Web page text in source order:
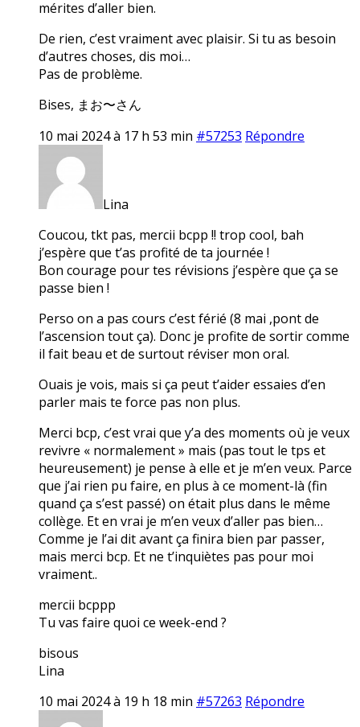
mérites d’aller bien.
De rien, c’est vraiment avec plaisir. Si tu as besoin
d’autres choses, dis moi…
Pas de problème.
Bises, まお〜さん
10 mai 2024 à 17 h 53 min #57253 Répondre
Lina
Coucou, tkt pas, mercii bcpp !! trop cool, bah
j’espère que t’as profité de ta journée !
Bon courage pour tes révisions j’espère que ça se
passe bien !
Perso on a pas cours c’est férié (8 mai ,pont de
l’ascension tout ça). Donc je profite de sortir comme
il fait beau et de surtout réviser mon oral.
Ouais je vois, mais si ça peut t’aider essaies d’en
parler mais te force pas non plus.
Merci bcp, c’est vrai que y’a des moments où je veux
revivre « normalement » mais (pas tout le tps et
heureusement) je pense à elle et je m’en veux. Parce
que j’ai rien pu faire, en plus à ce moment-là (fin
quand ça s’est passé) on était plus dans le même
collège. Et en vrai je m’en veux d’aller pas bien…
Comme je l’ai dit avant ça finira bien par passer,
mais merci bcp. Et ne t’inquiètes pas pour moi
vraiment..
mercii bcppp
Tu vas faire quoi ce week-end ?
bisous
Lina
10 mai 2024 à 19 h 18 min #57263 Répondre